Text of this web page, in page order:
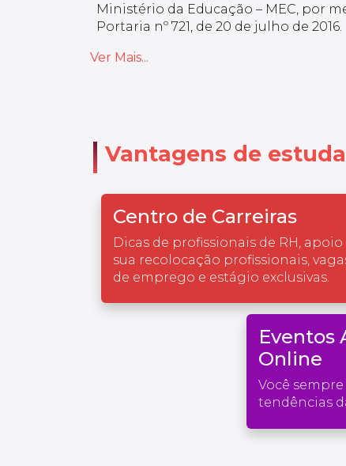
Ministério da Educação – MEC, por
Portaria nº 721, de 20 de julho de 2016.
Ver Mais...
Vantagens de
Centro de Carreiras
Dicas de profissionais de RH, apoio
sua recolocação profissionais,
de emprego e estágio exclusivas.
Eventos
Online
Você
tendências